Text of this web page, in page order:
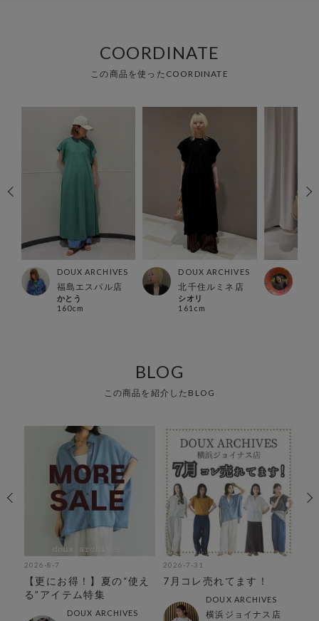
COORDINATE
この商品を使ったCOORDINATE
DOUX ARCHIVES
福島エスパル店
かとう
160cm
DOUX ARCHIVES
北千住ルミネ店
シオリ
161cm
BLOG
この商品を紹介したBLOG
2026-8-7
【更にお得！】夏の“使え
る”アイテム特集
DOUX ARCHIVES
2026-7-31
7月コレ売れてます！
DOUX ARCHIVES
横浜ジョイナス店